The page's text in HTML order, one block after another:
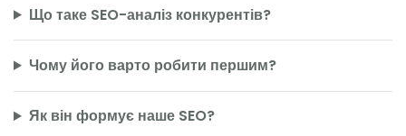
Що таке SEO-аналіз конкурентів?
Чому його варто робити першим?
Як він формує наше SEO?